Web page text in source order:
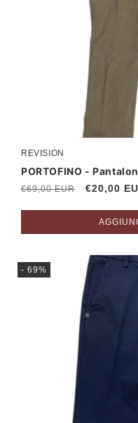
Produttore:
REVISION
PORTOFINO -
Prezzo
€69,00 EUR
Prezzo
€20,00
- 69%